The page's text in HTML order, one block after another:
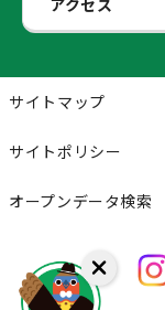
アクセス
サイトマップ
サイトポリシー
オープンデータ検索